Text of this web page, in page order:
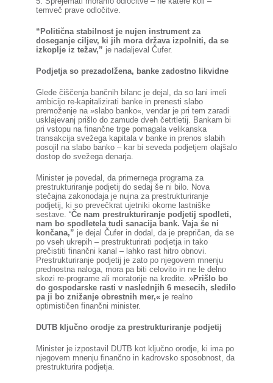
temveč prave odločitve.
“Politična stabilnost je nujen instrument za
doseganje ciljev, ki jih mora država izpolniti, da se
izkoplje iz težav,” je nadaljeval Čufer.
Podjetja so prezadolžena, banke zadostno likvidne
Glede čiščenja bančnih bilanc je dejal, da so lani imeli
ambicijo re-kapitalizirati banke in prenesti slabo
premoženje na »slabo banko«, vendar je pri tem zaradi
usklajevanj prišlo do zamude dveh četrtletij. Bankam bi
pri vstopu na finančne trge pomagala velikanska
transakcija svežega kapitala v banke in prenos slabih
posojil na slabo banko – kar bi seveda podjetjem olajšalo
dostop do svežega denarja.
Minister je povedal, da primernega programa za
prestrukturiranje podjetij do sedaj še ni bilo. Nova
stečajna zakonodaja je nujna za prestrukturiranje
podjetij, ki so prevečkrat ujetniki okorne lastniške
sestave. “Če nam prestrukturiranje podjetij spodleti,
nam bo spodletela tudi sanacija bank. Vaja še ni
končana,” je dejal Čufer in dodal, da je prepričan, da se
po vseh ukrepih – prestrukturirati podjetja in tako
prečistiti finančni kanal – lahko rast hitro obnovi.
Prestrukturiranje podjetij je zato po njegovem mnenju
prednostna naloga, mora pa biti celovito in ne le delno
skozi re-programe ali moratorije na kredite. »Prišlo bo
do gospodarske rasti v naslednjih 6 mesecih, sledilo
pa ji bo znižanje obrestnih mer,« je realno
optimističen finančni minister.
DUTB ključno orodje za prestrukturiranje podjetij
Minister je izpostavil DUTB kot ključno orodje, ki ima po
njegovem mnenju finančno in kadrovsko sposobnost, da
prestrukturira podjetja.